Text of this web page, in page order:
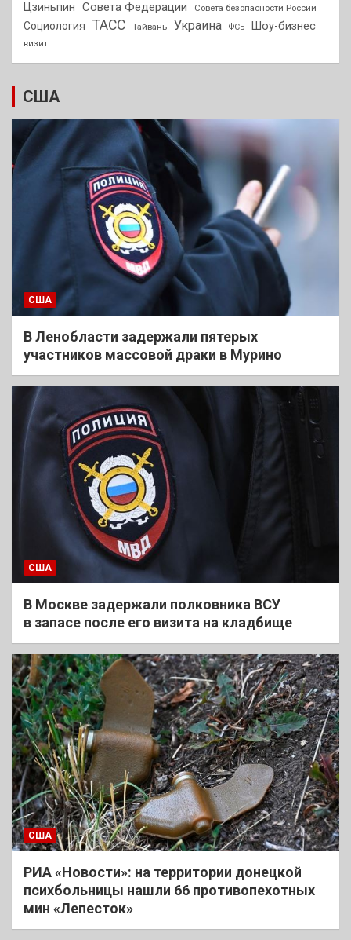
Цзиньпин Совета Федерации Совета безопасности России
Социология ТАСС Тайвань Украина ФСБ Шоу-бизнес
визит
США
США
В Ленобласти задержали пятерых
участников массовой драки в Мурино
США
В Москве задержали полковника ВСУ
в запасе после его визита на кладбище
США
РИА «Новости»: на территории донецкой
психбольницы нашли 66 противопехотных
мин «Лепесток»